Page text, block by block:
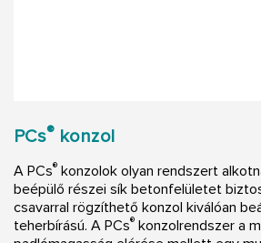
PCs® konzol
A PCs® konzolok olyan rendszert
beépülő részei sík betonfelületet
csavarral rögzíthető konzol kiválóan
teherbírású. A PCs® konzolrendszer a